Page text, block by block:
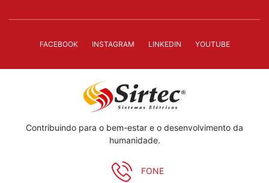
FACEBOOK INSTAGRAM LINKEDIN YOUTUBE
Contribuindo para o bem-estar e o desenvolvimento da
humanidade.
FONE